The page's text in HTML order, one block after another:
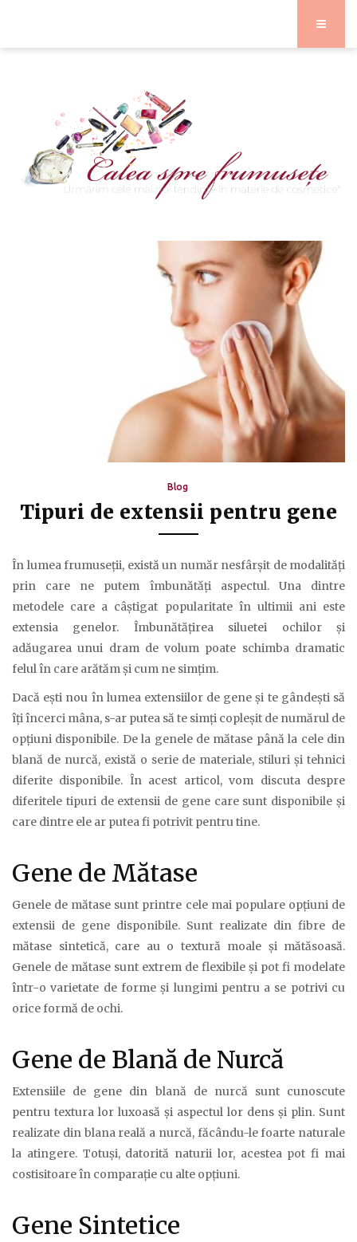
Blog
Tipuri de extensii pentru gene
În lumea frumuseții, există un număr nesfârșit de modalități
prin care ne putem îmbunătăți aspectul. Una dintre
metodele care a câștigat popularitate în ultimii ani este
extensia genelor. Îmbunătățirea siluetei ochilor și
adăugarea unui dram de volum poate schimba dramatic
felul în care arătăm și cum ne simțim.
Dacă ești nou în lumea extensiilor de gene și te gândești să
îți încerci mâna, s-ar putea să te simți copleșit de numărul de
opțiuni disponibile. De la genele de mătase până la cele din
blană de nurcă, există o serie de materiale, stiluri și tehnici
diferite disponibile. În acest articol, vom discuta despre
diferitele tipuri de extensii de gene care sunt disponibile și
care dintre ele ar putea fi potrivit pentru tine.
Gene de Mătase
Genele de mătase sunt printre cele mai populare opțiuni de
extensii de gene disponibile. Sunt realizate din fibre de
mătase sintetică, care au o textură moale și mătăsoasă.
Genele de mătase sunt extrem de flexibile și pot fi modelate
într-o varietate de forme și lungimi pentru a se potrivi cu
orice formă de ochi.
Gene de Blană de Nurcă
Extensiile de gene din blană de nurcă sunt cunoscute
pentru textura lor luxoasă și aspectul lor dens și plin. Sunt
realizate din blana reală a nurcă, făcându-le foarte naturale
la atingere. Totuși, datorită naturii lor, acestea pot fi mai
costisitoare în comparație cu alte opțiuni.
Gene Sintetice